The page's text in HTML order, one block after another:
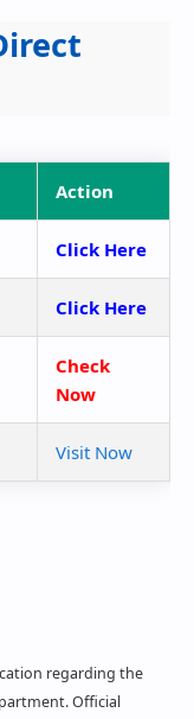
Action
Click Here
Click Here
Check
Now
Visit Now
regarding the
Official